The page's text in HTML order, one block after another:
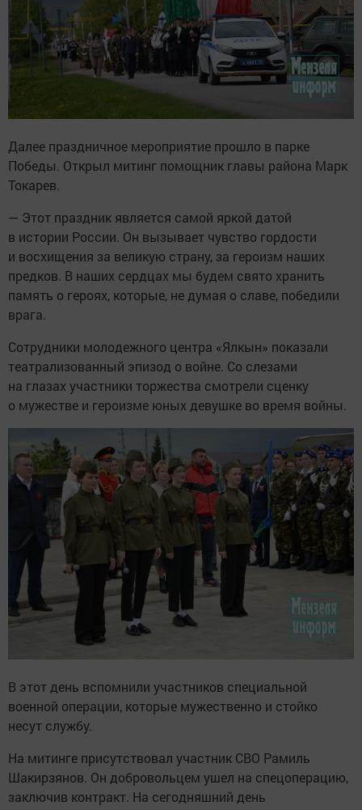
Далее праздничное мероприятие прошло в парке
Победы. Открыл митинг помощник главы района Марк
Токарев.
— Этот праздник является самой яркой датой
в истории России. Он вызывает чувство гордости
и восхищения за великую страну, за героизм наших
предков. В наших сердцах мы будем свято хранить
память о героях, которые, не думая о славе, победили
врага.
Сотрудники молодежного центра «Ялкын» показали
театрализованный эпизод о войне. Со слезами
на глазах участники торжества смотрели сценку
о мужестве и героизме юных девушке во время войны.
В этот день вспомнили участников специальной
военной операции, которые мужественно и стойко
несут службу.
На митинге присутствовал участник СВО Рамиль
Шакирзянов. Он добровольцем ушел на спецоперацию,
заключив контракт. На сегодняшний день